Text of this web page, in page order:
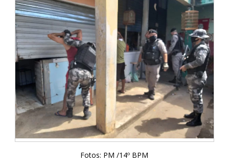
Fotos: PM /14º BPM